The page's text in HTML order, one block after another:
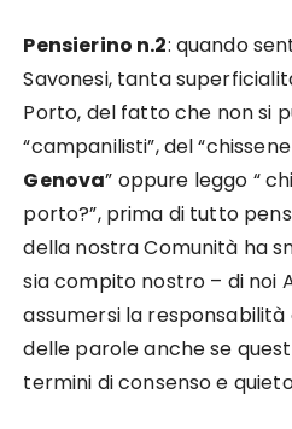
Pensierino n.2: quando
Savonesi, tanta
Porto, del fatto che non si
“campanilisti”, del
Genova” oppure leggo “
porto?”, prima di tutto
della nostra Comunità ha
sia compito nostro – di noi
assumersi la
delle parole anche se
termini di consenso e